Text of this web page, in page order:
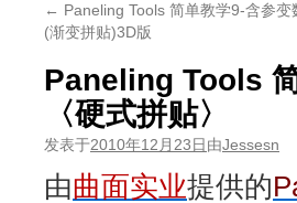
← Paneling Tools 简单教学9-含参变
(渐变拼贴)3D版
Paneling Tools
〈硬式拼贴〉
发表于2010年12月23日由Jessesn
由曲面实业提供的